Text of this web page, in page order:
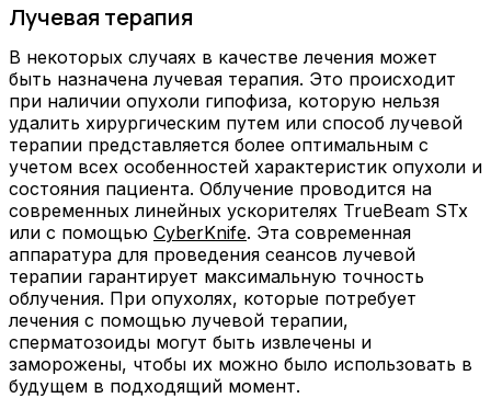
Лучевая терапия
В некоторых случаях в качестве лечения может
быть назначена лучевая терапия. Это происходит
при наличии опухоли гипофиза, которую нельзя
удалить хирургическим путем или способ лучевой
терапии представляется более оптимальным с
учетом всех особенностей характеристик опухоли и
состояния пациента. Облучение проводится на
современных линейных ускорителях TrueBeam STx
или с помощью CyberKnife. Эта современная
аппаратура для проведения сеансов лучевой
терапии гарантирует максимальную точность
облучения. При опухолях, которые потребует
лечения с помощью лучевой терапии,
сперматозоиды могут быть извлечены и
заморожены, чтобы их можно было использовать в
будущем в подходящий момент.